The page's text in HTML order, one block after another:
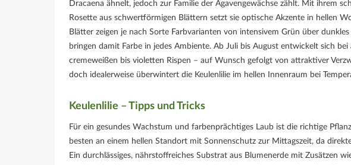
Dracaena ähnelt, jedoch zur Familie der Agavengewächse zählt. Mit ihrem
Rosette aus schwertförmigen Blättern setzt sie optische Akzente in hellen
Blätter zeigen je nach Sorte Farbvarianten von intensivem Grün über
bringen damit Farbe in jedes Ambiente. Ab Juli bis August entwickelt sich
cremeweißen bis violetten Rispen – auf Wunsch gefolgt von attraktiver
doch idealerweise überwintert die Keulenlilie im hellen Innenraum bei
Keulenlilie – Tipps und Tricks
Für ein gesundes Wachstum und farbenprächtiges Laub ist die richtige
besten an einem hellen Standort mit Sonnenschutz zur Mittagszeit, da
Ein durchlässiges, nährstoffreiches Substrat aus Blumenerde mit Zusätzen